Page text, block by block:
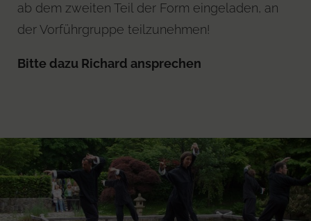
ab dem zweiten Teil der Form eingeladen, an
der Vorführgruppe teilzunehmen!
Bitte dazu Richard ansprechen